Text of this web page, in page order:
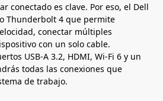
conectado es clave. Por eso, el Dell
Thunderbolt 4 que permite
conectar múltiples
con un solo cable.
USB-A 3.2, HDMI, Wi-Fi 6 y un
todas las conexiones que
de trabajo.